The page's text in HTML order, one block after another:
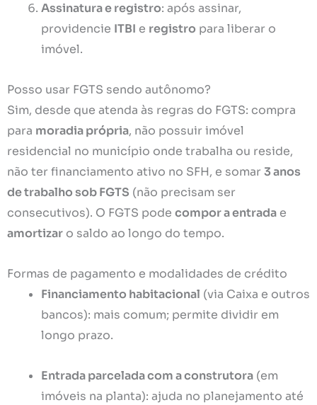
Assinatura e registro: após assinar,
providencie ITBI e registro para liberar o
imóvel.
Posso usar FGTS sendo autônomo?
Sim, desde que atenda às regras do FGTS: compra
para moradia própria, não possuir imóvel
residencial no município onde trabalha ou reside,
não ter financiamento ativo no SFH, e somar 3 anos
de trabalho sob FGTS (não precisam ser
consecutivos). O FGTS pode compor a entrada e
amortizar o saldo ao longo do tempo.
Formas de pagamento e modalidades de crédito
Financiamento habitacional (via Caixa e outros
bancos): mais comum; permite dividir em
longo prazo.
Entrada parcelada com a construtora (em
imóveis na planta): ajuda no planejamento até